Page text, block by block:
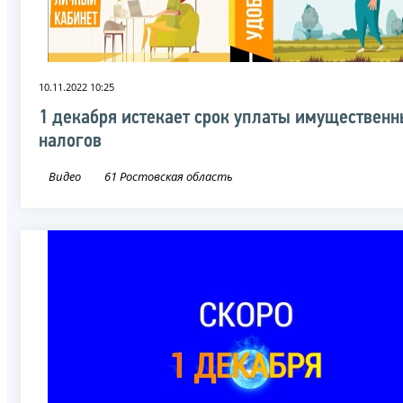
10.11.2022 10:25
1 декабря истекает срок уплаты
налогов
Видео 61 Ростовская область